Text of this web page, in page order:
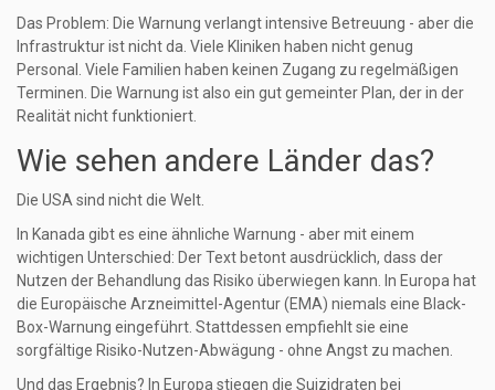
Das Problem: Die Warnung verlangt intensive Betreuung - aber die
Infrastruktur ist nicht da. Viele Kliniken haben nicht genug
Personal. Viele Familien haben keinen Zugang zu regelmäßigen
Terminen. Die Warnung ist also ein gut gemeinter Plan, der in der
Realität nicht funktioniert.
Wie sehen andere Länder das?
Die USA sind nicht die Welt.
In Kanada gibt es eine ähnliche Warnung - aber mit einem
wichtigen Unterschied: Der Text betont ausdrücklich, dass der
Nutzen der Behandlung das Risiko überwiegen kann. In Europa hat
die Europäische Arzneimittel-Agentur (EMA) niemals eine Black-
Box-Warnung eingeführt. Stattdessen empfiehlt sie eine
sorgfältige Risiko-Nutzen-Abwägung - ohne Angst zu machen.
Und das Ergebnis? In Europa stiegen die Suizidraten bei